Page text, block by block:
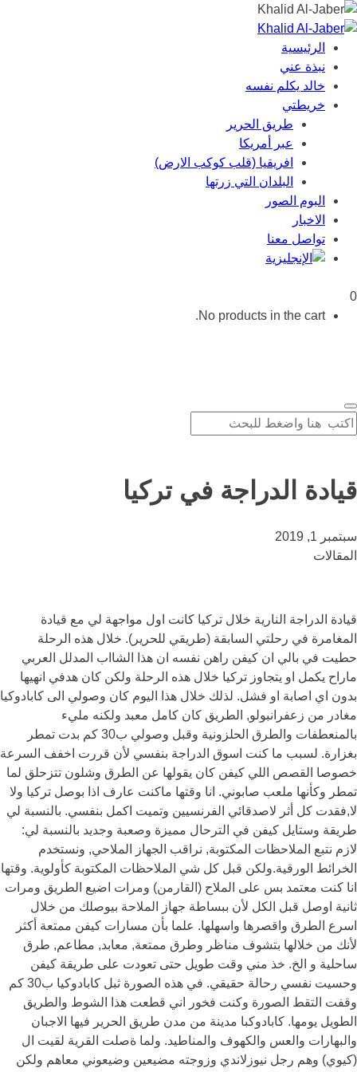
الرئيسية
نبذة عني
خالد يكلم نفسه
خريطتي
طريق الحرير
عبر أمريكا
افريقيا (قلب كوكب الارض)
البلدان التي زرتها
البوم الصور
الاخبار
تواصل معنا
0
No products in the cart.
قيادة الدراجة في تركيا
سبتمبر 1, 2019
المقالات
قيادة الدراجة النارية خلال تركيا كانت اول مواجهة لي مع قيادة
المغامرة في رحلتي السابقة (طريقي للحرير). خلال هذه الرحلة
حطيت في بالي ان كيفن راهن نفسه ان هذا الشااب المدلل العربي
ماراح يكمل او يتجاوز تركيا خلال هذه الرحلة ولكن كان هدفي انهيها
بدون اي اصابة او فشل. لذلك خلال هذا اليوم كان وصولي الى كابادوكيا
مغادر من زعفرانبولو, الطريق كان كامل معبد ولكنه مليء
بالمنعطفات والطرق الحلزونية وقبل وصولي ب30 كم بدت تمطر
بغزارة. لسبب ما كنت اسوق الدراجة بنفسي لأن قررت اخفف السرعة
خصوصا القصص اللي كيفن كان يقولها عن الطرق وشلون تتزحلق لما
تمطر وكأنها ملعب صابوني. انا وقتها ماكنت عارف اذا بوصل تركيا ولا
لا,فقدت كل أثر لاصدقائي الفرنسيين وتميت اكمل بنفسي. بالنسبة لي
طريقة وستايل كيفن في الترحال مميزة وصعبة وجديد بالنسبة لي:
لازم نتبع الملاحظات المكتوبة, نراقب الجهاز الملاحي, ونستخدم
الخرائط الورقية.ولكن قبل كل شي الملاحظات المكتوبة كأولوية. وقتها
انا كنت معتمد بس على الملاح (القارمن) ومرات اضيع الطريق ومرات
ثانية اوصل قبل الكل لأن ببساطة جهاز الملاحة بيوصلك من خلال
اسرع الطرق واقصرها واسهلها. علما بأن مسارات كيفن ممتعة أكثر
لأنك من خلالها بتشوف مناظر وطرق ممتعة, معابد, مطاعم, طرق
ساحلية و الخ. خذ مني وقت طويل حتى تعودت على طريقة كيفن
وحسيت نفسي رحالة حقيقي. في هذه الصورة ثبل كابادوكيا ب30 كم
وقفت التقط الصورة وكنت فخور اني قطعت هذا الشوط والطريق
الطويل يومها. كابادوكبا مدينة من مدن طريق الحرير فيها الاجبان
والبهارات والعس والكهوف والمناطيد. ولما ةصلت القرية لقيت ال
(كيوي) وهم رجل نيوزلاندي وزوجته مضيعين وضيعوني معاهم ولكن